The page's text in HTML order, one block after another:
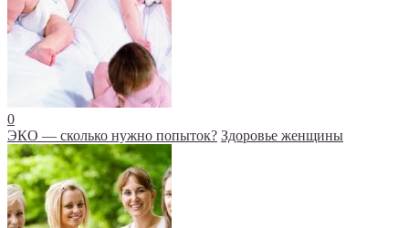
0
ЭКО — сколько нужно попыток? Здоровье женщины